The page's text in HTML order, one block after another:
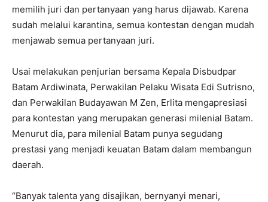
memilih juri dan pertanyaan yang harus dijawab. Karena
sudah melalui karantina, semua kontestan dengan mudah
menjawab semua pertanyaan juri.
Usai melakukan penjurian bersama Kepala Disbudpar
Batam Ardiwinata, Perwakilan Pelaku Wisata Edi Sutrisno,
dan Perwakilan Budayawan M Zen, Erlita mengapresiasi
para kontestan yang merupakan generasi milenial Batam.
Menurut dia, para milenial Batam punya segudang
prestasi yang menjadi keuatan Batam dalam membangun
daerah.
“Banyak talenta yang disajikan, bernyanyi menari,